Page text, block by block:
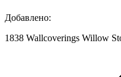
Добавлено:
1838 Wallcoverings Willow